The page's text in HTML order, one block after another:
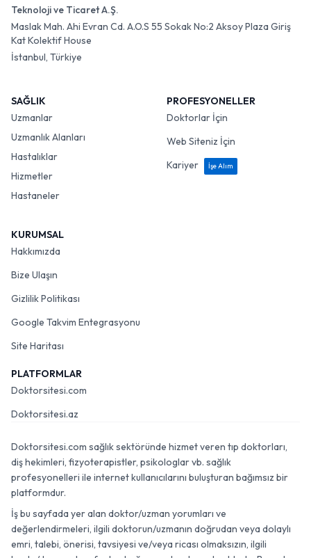
Teknoloji ve Ticaret A.Ş.
Maslak Mah. Ahi Evran Cd. A.O.S 55 Sokak No:2 Aksoy Plaza Giriş
Kat Kolektif House
İstanbul, Türkiye
SAĞLIK
Uzmanlar
Uzmanlık Alanları
Hastalıklar
Hizmetler
Hastaneler
PROFESYONELLER
Doktorlar İçin
Web Siteniz İçin
Kariyer
İşe Alım
KURUMSAL
Hakkımızda
Bize Ulaşın
Gizlilik Politikası
Google Takvim Entegrasyonu
Site Haritası
PLATFORMLAR
Doktorsitesi.com
Doktorsitesi.az
Doktorsitesi.com sağlık sektöründe hizmet veren tıp doktorları,
diş hekimleri, fizyoterapistler, psikologlar vb. sağlık
profesyonelleri ile internet kullanıcılarını buluşturan bağımsız bir
platformdur.
İş bu sayfada yer alan doktor/uzman yorumları ve
değerlendirmeleri, ilgili doktorun/uzmanın doğrudan veya dolaylı
emri, talebi, önerisi, tavsiyesi ve/veya ricası olmaksızın, ilgili